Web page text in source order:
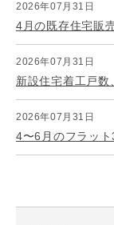
2026年07月31日
4月の既存住宅販
2026年07月31日
新設住宅着工戸数
2026年07月31日
4〜6月のフラッ